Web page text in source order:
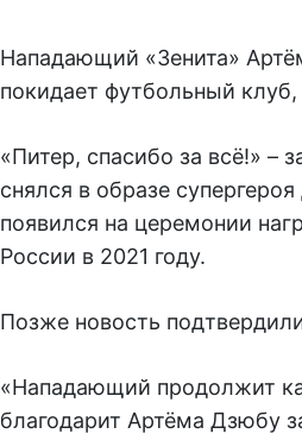
Нападающий «Зенита»
покидает футбольный
«Питер, спасибо за всё!» –
снялся в образе
появился на церемонии
России в 2021 году.
Позже новость
«Нападающий продолжит
благодарит Артёма Дзюбу